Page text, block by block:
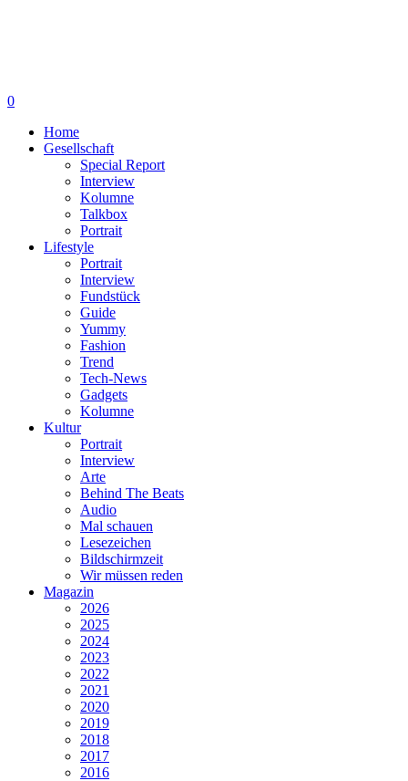
0
Home
Gesellschaft
Special Report
Interview
Kolumne
Talkbox
Portrait
Lifestyle
Portrait
Interview
Fundstück
Guide
Yummy
Fashion
Trend
Tech-News
Gadgets
Kolumne
Kultur
Portrait
Interview
Arte
Behind The Beats
Audio
Mal schauen
Lesezeichen
Bildschirmzeit
Wir müssen reden
Magazin
2026
2025
2024
2023
2022
2021
2020
2019
2018
2017
2016